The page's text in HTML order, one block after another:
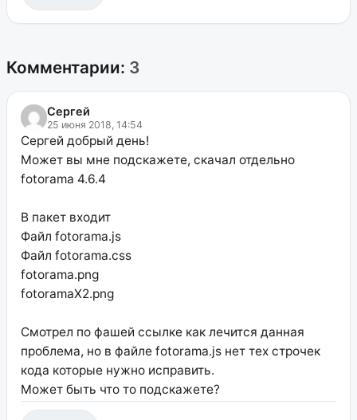
Комментарии: 3
Сергей
25 июня 2018, 14:54
Сергей добрый день!
Может вы мне подскажете, скачал отдельно
fotorama 4.6.4
В пакет входит
Файл fotorama.js
Файл fotorama.css
fotorama.png
fotoramaХ2.png
Смотрел по фашей ссылке как лечится данная
проблема, но в файле fotorama.js нет тех строчек
кода которые нужно исправить.
Может быть что то подскажете?